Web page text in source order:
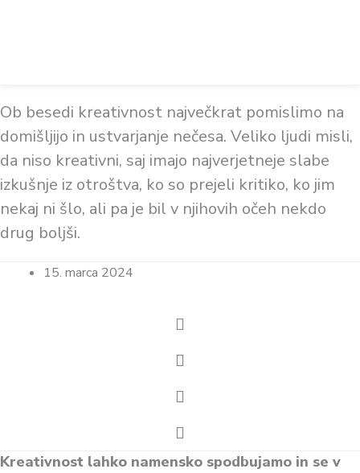
Ob besedi kreativnost največkrat pomislimo na
domišljijo in ustvarjanje nečesa. Veliko ljudi misli,
da niso kreativni, saj imajo najverjetneje slabe
izkušnje iz otroštva, ko so prejeli kritiko, ko jim
nekaj ni šlo, ali pa je bil v njihovih očeh nekdo
drug boljši.
15. marca 2024
Kreativnost lahko namensko spodbujamo in se v